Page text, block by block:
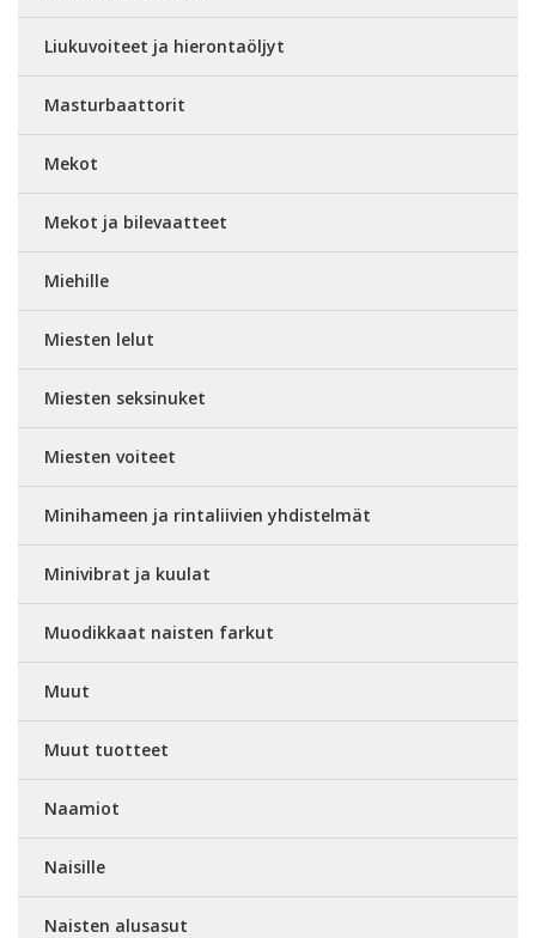
Liukuvoiteet ja hierontaöljyt
Masturbaattorit
Mekot
Mekot ja bilevaatteet
Miehille
Miesten lelut
Miesten seksinuket
Miesten voiteet
Minihameen ja rintaliivien yhdistelmät
Minivibrat ja kuulat
Muodikkaat naisten farkut
Muut
Muut tuotteet
Naamiot
Naisille
Naisten alusasut